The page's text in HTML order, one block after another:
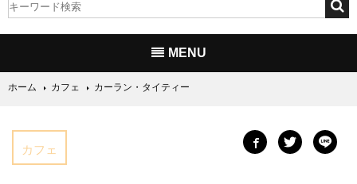
MENU
ホーム カフェ カーラン・タイティー
カフェ